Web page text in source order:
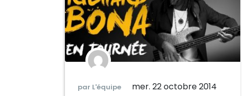
par L'équipe mer. 22 octobre 2014